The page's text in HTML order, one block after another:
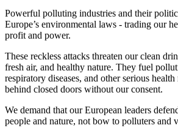
Powerful polluting industries and their
Europe’s environmental laws - trading our
profit and power.
These reckless attacks threaten our clean
fresh air, and healthy nature. They fuel
respiratory diseases, and other serious
behind closed doors without our consent.
We demand that our European leaders
people and nature, not bow to polluters and